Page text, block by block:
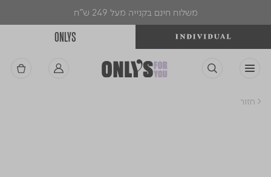
משלוח חינם בקנייה מעל 249 ש"ח
ONLYS
< חזור